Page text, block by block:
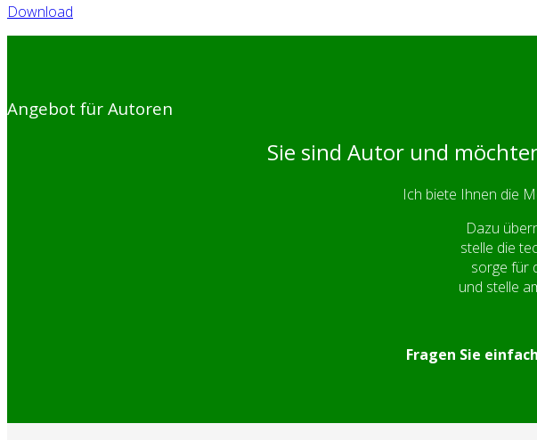
Download
Angebot für Autoren
Sie sind Autor und
Ich biete Ihnen die
Dazu
stelle die
sorge für
und stelle
Fragen Sie